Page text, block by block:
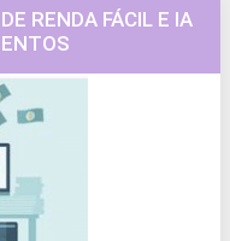
RENDA FÁCIL E IA